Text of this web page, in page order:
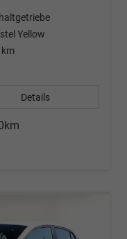
Yellow
km
Details